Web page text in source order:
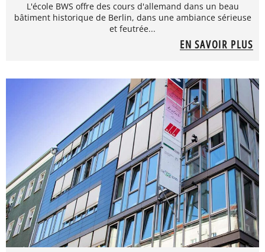
L'école BWS offre des cours d'allemand dans un beau
bâtiment historique de Berlin, dans une ambiance sérieuse
et feutrée...
EN SAVOIR PLUS